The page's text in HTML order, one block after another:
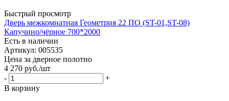
Быстрый просмотр
Дверь межкомнатная Геометрия 22 ПО (ST-01,ST-08)
Капучино/чёрное 700*2000
Есть в наличии
Артикул: 005535
Цена за дверное полотно
4 270 руб./шт
-
+
В корзину